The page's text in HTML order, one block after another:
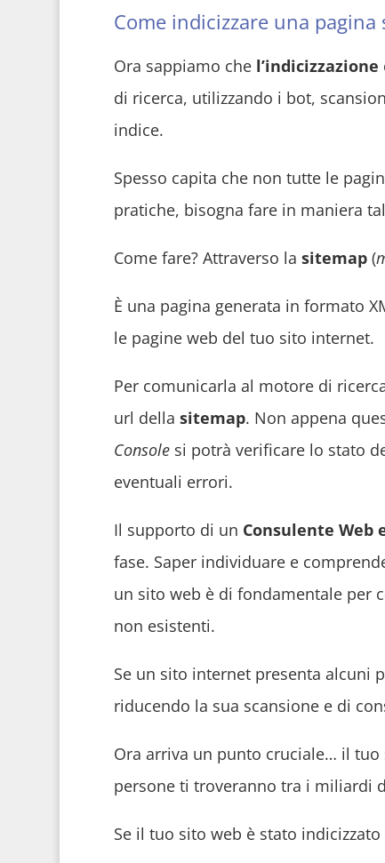
Come indicizzare una
Ora sappiamo che l’indicizzazione
di ricerca, utilizzando i bot,
indice.
Spesso capita che non tutte le
pratiche, bisogna fare in maniera
Come fare? Attraverso la sitemap(
È una pagina generata in formato
le pagine web del tuo sito internet.
Per comunicarla al motore di
url della sitemap. Non appena
Consolesi potrà verificare lo stato
eventuali errori.
Il supporto di un Consulente Web
fase. Saper individuare e
un sito web è di fondamentale per
non esistenti.
Se un sito internet presenta alcuni
riducendo la sua scansione e di
Ora arriva un punto cruciale… il
persone ti troveranno tra i miliardi
Se il tuo sito web è stato